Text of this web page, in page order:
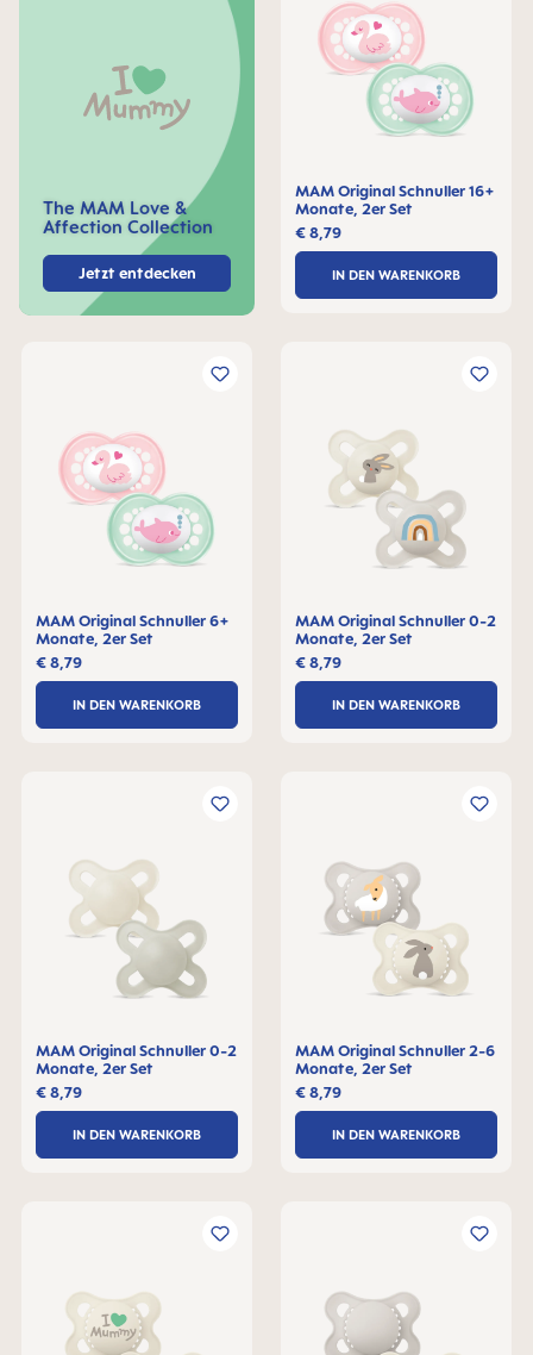
The MAM Love &
Affection Collection
Jetzt entdecken
MAM Original Schnuller 16+
Monate, 2er Set
€ 8,79
IN DEN WARENKORB
MAM Original Schnuller 6+
Monate, 2er Set
€ 8,79
IN DEN WARENKORB
MAM Original Schnuller 0-2
Monate, 2er Set
€ 8,79
IN DEN WARENKORB
MAM Original Schnuller 0-2
Monate, 2er Set
€ 8,79
IN DEN WARENKORB
MAM Original Schnuller 2-6
Monate, 2er Set
€ 8,79
IN DEN WARENKORB